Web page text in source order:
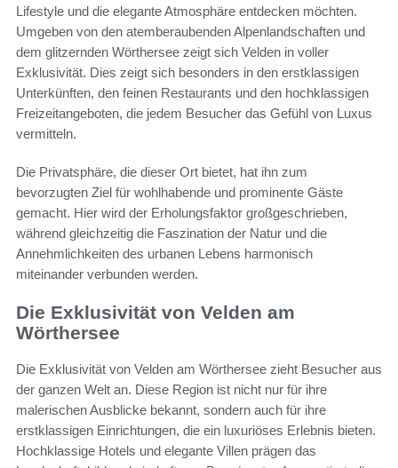
Lifestyle und die elegante Atmosphäre entdecken möchten.
Umgeben von den atemberaubenden Alpenlandschaften und
dem glitzernden Wörthersee zeigt sich Velden in voller
Exklusivität. Dies zeigt sich besonders in den erstklassigen
Unterkünften, den feinen Restaurants und den hochklassigen
Freizeitangeboten, die jedem Besucher das Gefühl von Luxus
vermitteln.
Die Privatsphäre, die dieser Ort bietet, hat ihn zum
bevorzugten Ziel für wohlhabende und prominente Gäste
gemacht. Hier wird der Erholungsfaktor großgeschrieben,
während gleichzeitig die Faszination der Natur und die
Annehmlichkeiten des urbanen Lebens harmonisch
miteinander verbunden werden.
Die Exklusivität von Velden am
Wörthersee
Die Exklusivität von Velden am Wörthersee zieht Besucher aus
der ganzen Welt an. Diese Region ist nicht nur für ihre
malerischen Ausblicke bekannt, sondern auch für ihre
erstklassigen Einrichtungen, die ein luxuriöses Erlebnis bieten.
Hochklassige Hotels und elegante Villen prägen das